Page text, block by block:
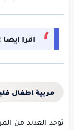
اقرا ايضا :
مربية اطفال
توجد العديد من